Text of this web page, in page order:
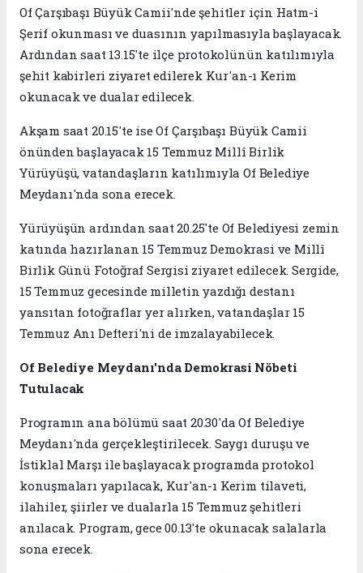
Of Çarşıbaşı Büyük Camii'nde şehitler için Hatm-i
Şerif okunması ve duasının yapılmasıyla başlayacak.
Ardından saat 13.15'te ilçe protokolünün katılımıyla
şehit kabirleri ziyaret edilerek Kur'an-ı Kerim
okunacak ve dualar edilecek.
Akşam saat 20.15'te ise Of Çarşıbaşı Büyük Camii
önünden başlayacak 15 Temmuz Millî Birlik
Yürüyüşü, vatandaşların katılımıyla Of Belediye
Meydanı'nda sona erecek.
Yürüyüşün ardından saat 20.25'te Of Belediyesi zemin
katında hazırlanan 15 Temmuz Demokrasi ve Millî
Birlik Günü Fotoğraf Sergisi ziyaret edilecek. Sergide,
15 Temmuz gecesinde milletin yazdığı destanı
yansıtan fotoğraflar yer alırken, vatandaşlar 15
Temmuz Anı Defteri'ni de imzalayabilecek.
Of Belediye Meydanı'nda Demokrasi Nöbeti
Tutulacak
Programın ana bölümü saat 20.30'da Of Belediye
Meydanı'nda gerçekleştirilecek. Saygı duruşu ve
İstiklal Marşı ile başlayacak programda protokol
konuşmaları yapılacak, Kur'an-ı Kerim tilaveti,
ilahiler, şiirler ve dualarla 15 Temmuz şehitleri
anılacak. Program, gece 00.13'te okunacak salalarla
sona erecek.